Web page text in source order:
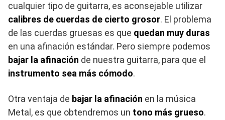
cualquier tipo de guitarra, es aconsejable utilizar
calibres de cuerdas de cierto grosor. El problema
de las cuerdas gruesas es que quedan muy duras
en una afinación estándar. Pero siempre podemos
bajar la afinación de nuestra guitarra, para que el
instrumento sea más cómodo.
Otra ventaja de bajar la afinación en la música
Metal, es que obtendremos un tono más grueso.